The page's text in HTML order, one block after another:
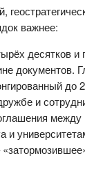
важнее:
десятков и
документов.
до
и
и